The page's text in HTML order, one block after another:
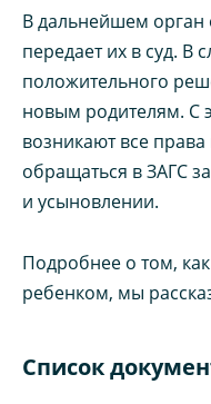
В дальнейшем орган
передает их в суд. В
положительного
новым родителям. С
возникают все
обращаться в ЗАГС
и усыновлении.
Подробнее о том,
ребенком, мы
Список